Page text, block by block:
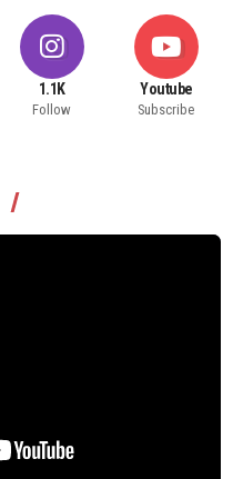
1.1K
Follow
Youtube
Subscribe